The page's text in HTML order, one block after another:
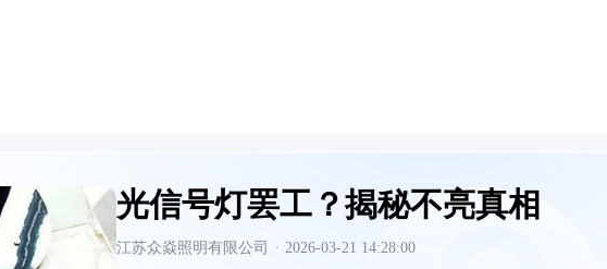
光信号灯罢工？揭秘不亮真相
江苏众焱照明有限公司 · 2026-03-21 14:28:00